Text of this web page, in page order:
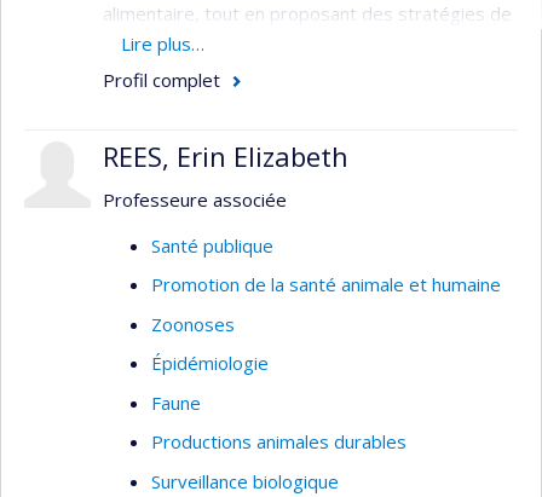
alimentaire, tout en proposant des stratégies de
contrôle pour les agents pathogènes bactériens
associés à ces productions durables.
Lire plus…
Profil complet
REES, Erin Elizabeth
Professeure associée
Santé publique
Promotion de la santé animale et humaine
Zoonoses
Épidémiologie
Faune
Productions animales durables
Surveillance biologique